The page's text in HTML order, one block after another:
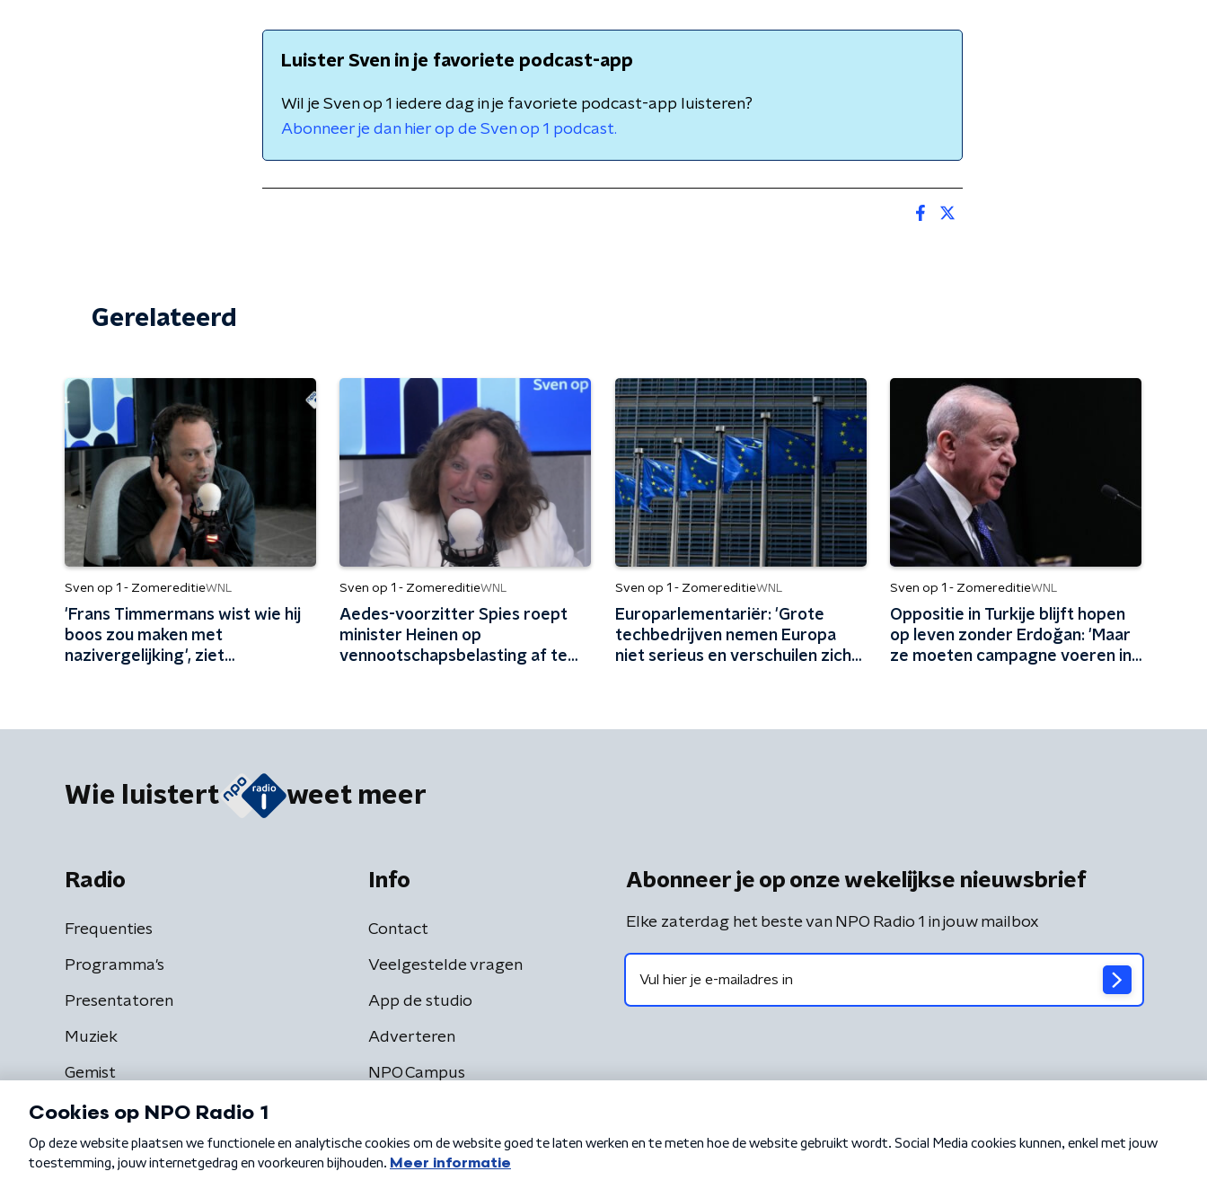
Luister Sven in je favoriete podcast-app
Wil je Sven op 1 iedere dag in je favoriete podcast-app luisteren?
Abonneer je dan hier op de Sven op 1 podcast.
Gerelateerd
Sven op 1 - ZomereditieWNL
'Frans Timmermans wist wie hij
boos zou maken met
nazivergelijking', ziet
Sven op 1 - ZomereditieWNL
Aedes-voorzitter Spies roept
minister Heinen op
vennootschapsbelasting af te
Sven op 1 - ZomereditieWNL
Europarlementariër: 'Grote
techbedrijven nemen Europa
niet serieus en verschuilen zich
Sven op 1 - ZomereditieWNL
Oppositie in Turkije blijft hopen
op leven zonder Erdoğan: 'Maar
ze moeten campagne voeren in
Wie luistert weet meer
Radio
Frequenties
Programma's
Presentatoren
Muziek
Gemist
Info
Contact
Veelgestelde vragen
App de studio
Adverteren
NPO Campus
Abonneer je op onze wekelijkse nieuwsbrief
Elke zaterdag het beste van NPO Radio 1 in jouw mailbox
Algemene voorwaarden Privacybeleid